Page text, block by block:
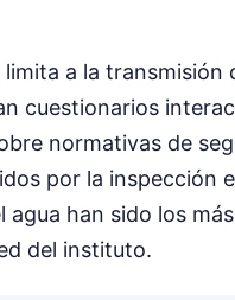
a la
cuestionarios
normativas de
por la inspección
han sido los
del instituto.